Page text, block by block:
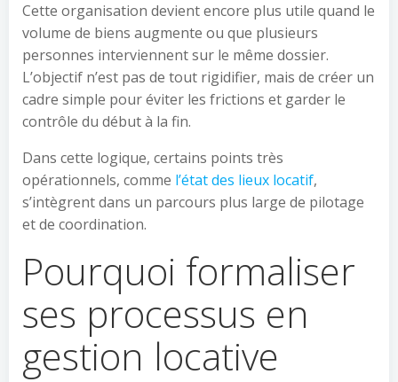
Cette organisation devient encore plus utile quand le
volume de biens augmente ou que plusieurs
personnes interviennent sur le même dossier.
L’objectif n’est pas de tout rigidifier, mais de créer un
cadre simple pour éviter les frictions et garder le
contrôle du début à la fin.
Dans cette logique, certains points très
opérationnels, comme l’état des lieux locatif,
s’intègrent dans un parcours plus large de pilotage
et de coordination.
Pourquoi formaliser
ses processus en
gestion locative